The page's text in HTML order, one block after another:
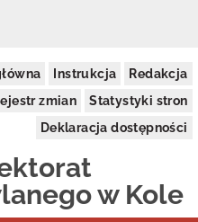
Instrukcja
Redakcja
zmian
Statystyki stron
Deklaracja dostępności
w Kole